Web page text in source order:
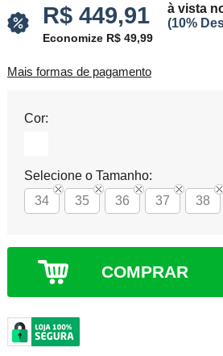
R$ 449,91
à vista
(10%
Economize R$ 49,99
Mais formas de pagamento
Cor:
Selecione o Tamanho:
34
35 36 37 38
COMPRAR